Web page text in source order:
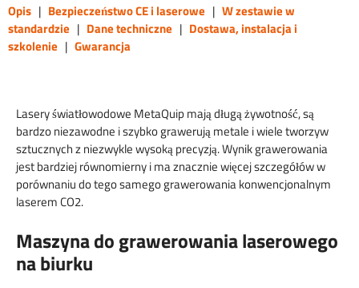
Opis | Bezpieczeństwo CE i laserowe | W zestawie w
standardzie | Dane techniczne | Dostawa, instalacja i
szkolenie | Gwarancja
Lasery światłowodowe MetaQuip mają długą żywotność, są
bardzo niezawodne i szybko grawerują metale i wiele tworzyw
sztucznych z niezwykle wysoką precyzją. Wynik grawerowania
jest bardziej równomierny i ma znacznie więcej szczegółów w
porównaniu do tego samego grawerowania konwencjonalnym
laserem CO2.
Maszyna do grawerowania laserowego
na biurku